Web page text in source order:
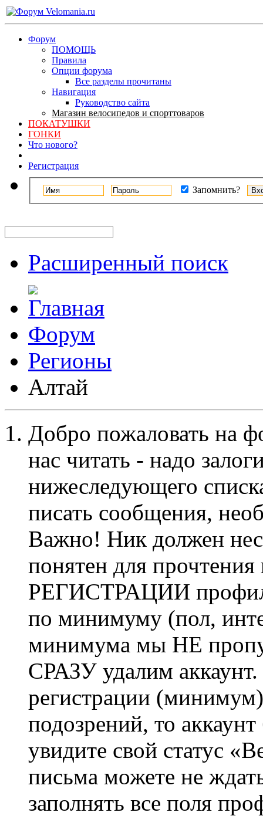
Форум
ПОМОЩЬ
Правила
Опции форума
Все разделы прочитаны
Навигация
Руководство сайта
Магазин велосипедов и спорттоваров
ПОКАТУШКИ
ГОНКИ
Что нового?
Регистрация
Запомнить?
Расширенный поиск
Форум
Регионы
Алтай
Добро пожаловать на
нас читать - надо
нижеследующего
писать сообщения,
Важно! Ник должен
понятен для
РЕГИСТРАЦИИ профиль
по минимуму (пол,
минимума мы НЕ
СРАЗУ удалим
регистрации
подозрений, то
увидите свой статус
письма можете не
заполнять все поля